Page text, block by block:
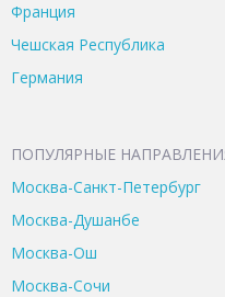
Франция
Чешская Республика
Германия
ПОПУЛЯРНЫЕ
Москва-Санкт-Петербург
Москва-Душанбе
Москва-Ош
Москва-Сочи